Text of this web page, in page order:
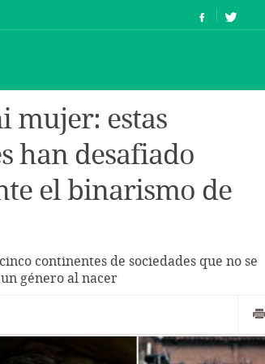
mujer: estas
han desafiado
el binarismo de
continentes de sociedades que no se
género al nacer